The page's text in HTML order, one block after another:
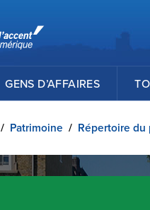
GENS D’AFFAIRES
/ Patrimoine / Répertoire